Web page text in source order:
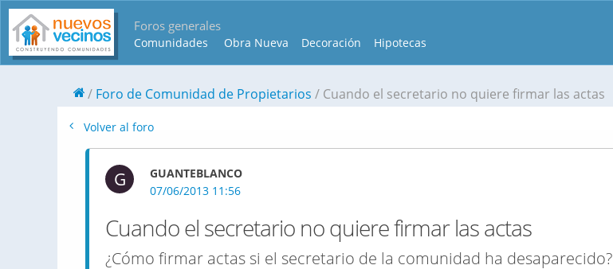
Foros generales
Comunidades Obra Nueva Decoración Hipotecas
Foro de Comunidad de Propietarios Cuando el secretario no quiere firmar las actas
Volver al foro
G
GUANTEBLANCO
07/06/2013 11:56
Cuando el secretario no quiere firmar las actas
¿Cómo firmar actas si el secretario de la comunidad ha desaparecido?